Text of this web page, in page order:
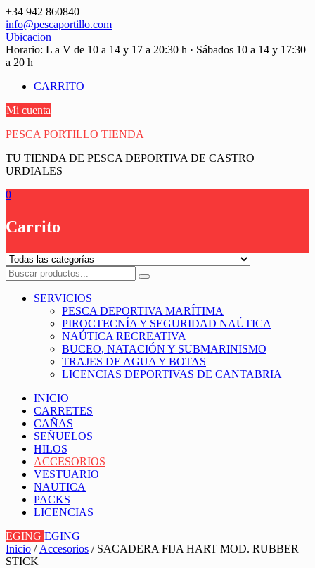
Saltar
contenido
+34 942 860840
info@pescaportillo.com
Ubicacion
Horario: L a V de 10 a 14 y 17 a 20:30 h · Sábados 10 a 14 y 17:30
a 20 h
CARRITO
Mi cuenta
PESCA PORTILLO TIENDA
TU TIENDA DE PESCA DEPORTIVA DE CASTRO
URDIALES
0
Carrito
SERVICIOS
PESCA DEPORTIVA MARÍTIMA
PIROCTECNÍA Y SEGURIDAD NAÚTICA
NAÚTICA RECREATIVA
BUCEO, NATACIÓN Y SUBMARINISMO
TRAJES DE AGUA Y BOTAS
LICENCIAS DEPORTIVAS DE CANTABRIA
INICIO
CARRETES
CAÑAS
SEÑUELOS
HILOS
ACCESORIOS
VESTUARIO
NAUTICA
PACKS
LICENCIAS
EGING EGING
Inicio / Accesorios / SACADERA FIJA HART MOD. RUBBER
STICK